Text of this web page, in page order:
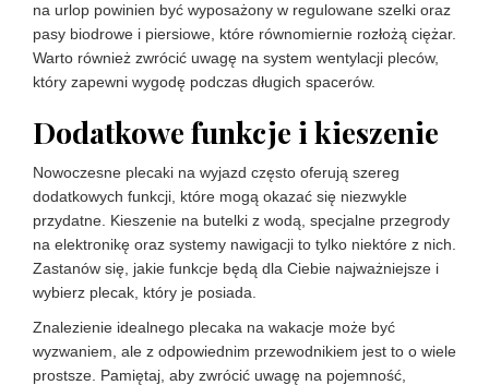
na urlop powinien być wyposażony w regulowane szelki oraz
pasy biodrowe i piersiowe, które równomiernie rozłożą ciężar.
Warto również zwrócić uwagę na system wentylacji pleców,
który zapewni wygodę podczas długich spacerów.
Dodatkowe funkcje i kieszenie
Nowoczesne plecaki na wyjazd często oferują szereg
dodatkowych funkcji, które mogą okazać się niezwykle
przydatne. Kieszenie na butelki z wodą, specjalne przegrody
na elektronikę oraz systemy nawigacji to tylko niektóre z nich.
Zastanów się, jakie funkcje będą dla Ciebie najważniejsze i
wybierz plecak, który je posiada.
Znalezienie idealnego plecaka na wakacje może być
wyzwaniem, ale z odpowiednim przewodnikiem jest to o wiele
prostsze. Pamiętaj, aby zwrócić uwagę na pojemność,